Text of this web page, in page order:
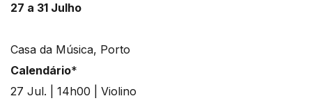
27 a 31 Julho
Casa da Música, Porto
Calendário*
27 Jul. | 14h00 | Violino